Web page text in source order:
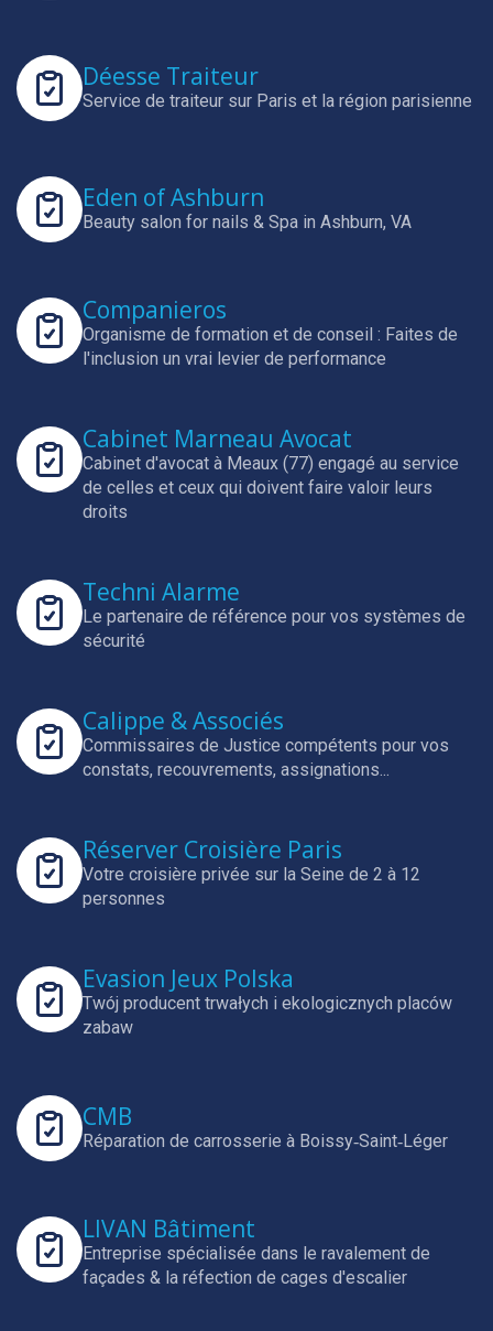
Déesse Traiteur
Service de traiteur sur Paris et la région parisienne
Eden of Ashburn
Beauty salon for nails & Spa in Ashburn, VA
Companieros
Organisme de formation et de conseil : Faites de
l'inclusion un vrai levier de performance
Cabinet Marneau Avocat
Cabinet d'avocat à Meaux (77) engagé au service
de celles et ceux qui doivent faire valoir leurs
droits
Techni Alarme
Le partenaire de référence pour vos systèmes de
sécurité
Calippe & Associés
Commissaires de Justice compétents pour vos
constats, recouvrements, assignations...
Réserver Croisière Paris
Votre croisière privée sur la Seine de 2 à 12
personnes
Evasion Jeux Polska
Twój producent trwałych i ekologicznych placów
zabaw
CMB
Réparation de carrosserie à Boissy‑Saint‑Léger
LIVAN Bâtiment
Entreprise spécialisée dans le ravalement de
façades & la réfection de cages d'escalier